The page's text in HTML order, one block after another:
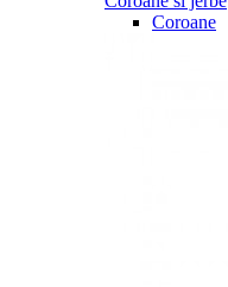
Coroane